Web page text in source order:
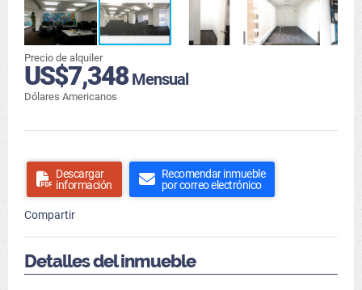
Precio de alquiler
US$7,348Mensual
Dólares Americanos
Descargar
información
Recomendar inmueble
por correo electrónico
Compartir
Detalles del inmueble